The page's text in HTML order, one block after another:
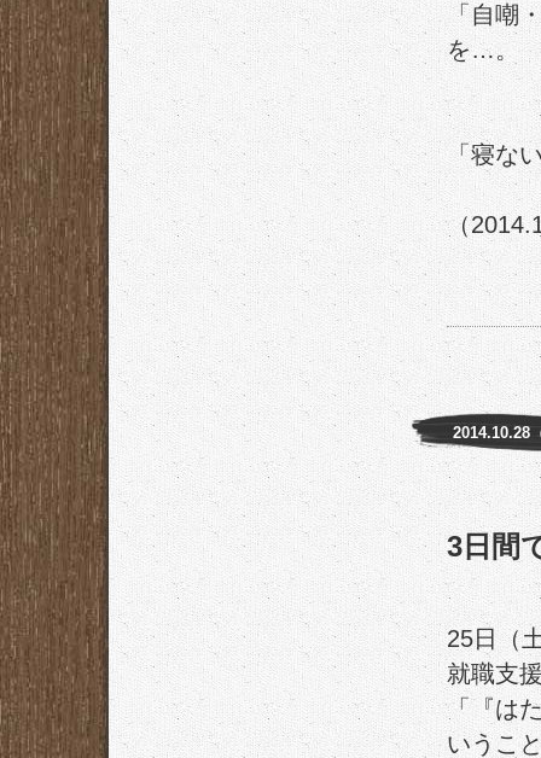
「自嘲
を…。
「寝な
（
2014.10.28
3日間
25日（
就職支
「『は
いうこ